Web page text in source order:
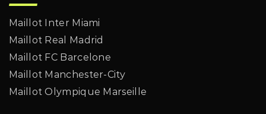
Maillot Inter Miami
Maillot Real Madrid
Maillot FC Barcelone
Maillot Manchester-City
Maillot Olympique Marseille